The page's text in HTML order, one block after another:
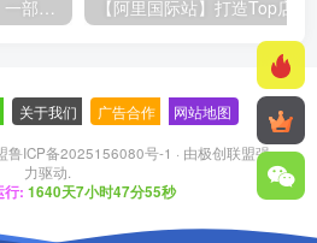
关于我们 广告合作 网站地图
鲁ICP备2025156080号-1 · 由极创联盟强
力驱动.
行: 1640天7小时47分55秒